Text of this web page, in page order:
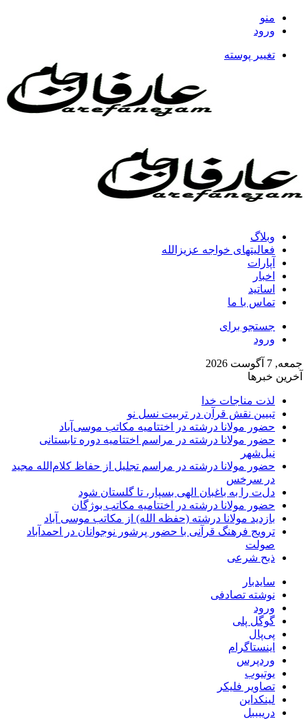
منو
ورود
تغییر پوسته
وبلاگ
فعالیتهای خواجه عزیزالله
آپارات
اخبار
اساتید
تماس با ما
جستجو برای
ورود
جمعه, 7 آگوست 2026
آخرین خبرها
لذت مناجات خدا
تبیین نقش قرآن در تربیت نسل نو
حضور مولانا درشته در اختتامیه مکاتب موسی‌آباد
حضور مولانا درشته در مراسم اختتامیه دوره تابستانی
نیل‌شهر
حضور مولانا درشته در مراسم تجلیل از حفاظ کلام‌الله مجید
در سرخس
دل‌ت را به باغبان الهی بسپار، تا گلستان شود
حضور مولانا درشته در اختتامیه مکاتب بوژگان
بازدید مولانا درشته (حفظه الله) از مکاتب موسی آباد
ترویج فرهنگ قرآنی با حضور پرشور نوجوانان در احمدآباد
صولت
ذبح شرعی
سایدبار
نوشته تصادفی
ورود
گوگل پلی
پی‌پال
اینستاگرام
وردپرس
یوتیوب
تصاویر فلیکر
لینکداین
دریبببل